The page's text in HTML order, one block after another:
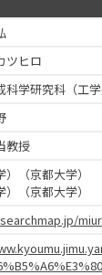
ヒロ
学研究科（工学
教授
（京都大学）
（京都大学）